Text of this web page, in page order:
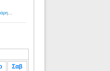
Αμερικανοί ρατσιστές αναρωτιούνται αν ο Ηλίας Κασιδιάρης ανήκει στη λευκή φυλή... - Λόγιος Ερμής
Σαβ